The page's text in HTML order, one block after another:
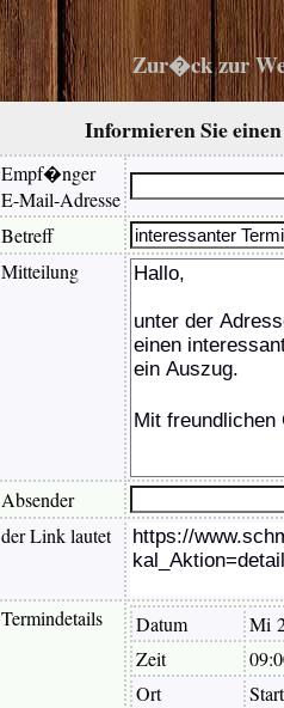
Zur�ck zur
Informieren Sie
Empf�nger
E-Mail-Adresse
Betreff
Mitteilung
Absender
der Link lautet
Termindetails Datum
Mi
Zeit
Ort